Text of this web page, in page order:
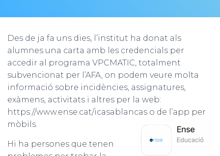
Des de ja fa uns dies, l’institut ha donat als
alumnes una carta amb les credencials per
accedir al programa VPCMATIC, totalment
subvencionat per l’AFA, on podem veure molta
informació sobre incidències, assignatures,
exàmens, activitats i altres per la web:
https://www.ense.cat/icasablancas o de l’app per
mòbils.
Hi ha persones que tenen